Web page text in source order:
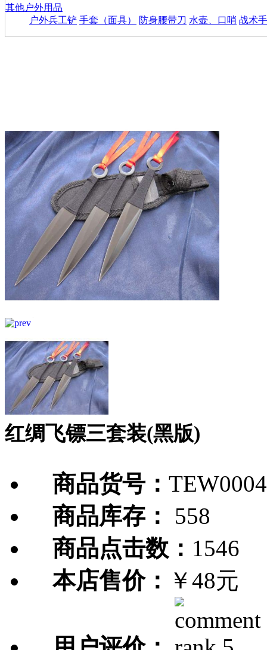
其他户外用品
户外兵工铲 手套（面具） 防身腰带刀 水壶、口哨 战术
红绸飞镖三套装(黑版)
商品货号：
商品库存：
558
商品点击数： 1546
本店售价： ￥48元